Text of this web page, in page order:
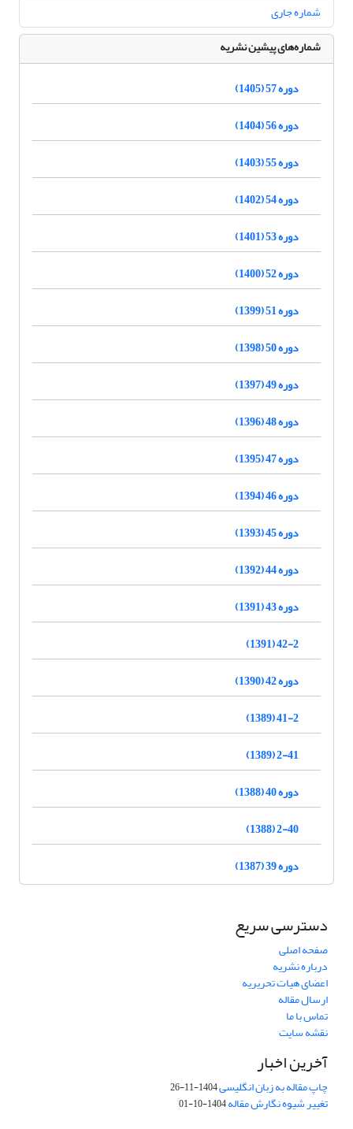
شماره جاری
شماره‌های پیشین نشریه
دوره 57 (1405)
دوره 56 (1404)
دوره 55 (1403)
دوره 54 (1402)
دوره 53 (1401)
دوره 52 (1400)
دوره 51 (1399)
دوره 50 (1398)
دوره 49 (1397)
دوره 48 (1396)
دوره 47 (1395)
دوره 46 (1394)
دوره 45 (1393)
دوره 44 (1392)
دوره 43 (1391)
42-2 (1391)
دوره 42 (1390)
41-2 (1389)
2-41 (1389)
دوره 40 (1388)
2-40 (1388)
دوره 39 (1387)
دسترسی سریع
صفحه اصلی
درباره نشریه
اعضای هیات تحریریه
ارسال مقاله
تماس با ما
نقشه سایت
آخرین اخبار
چاپ مقاله به زبان انگلیسی1404-11-26
تغییر شیوه نگارش مقاله1404-10-01